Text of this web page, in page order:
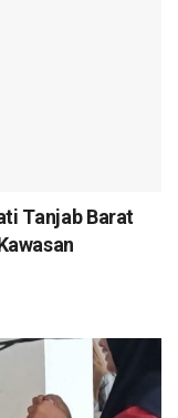
Tanjab Barat